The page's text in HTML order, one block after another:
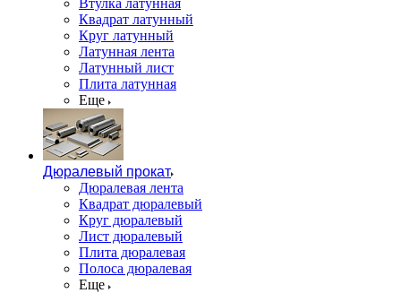
Втулка латунная
Квадрат латунный
Круг латунный
Латунная лента
Латунный лист
Плита латунная
Еще
Дюралевый прокат
Дюралевая лента
Квадрат дюралевый
Круг дюралевый
Лист дюралевый
Плита дюралевая
Полоса дюралевая
Еще